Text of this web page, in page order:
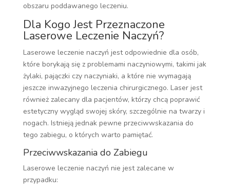
obszaru poddawanego leczeniu.
Dla Kogo Jest Przeznaczone
Laserowe Leczenie Naczyń?
Laserowe leczenie naczyń jest odpowiednie dla osób,
które borykają się z problemami naczyniowymi, takimi jak
żylaki, pajączki czy naczyniaki, a które nie wymagają
jeszcze inwazyjnego leczenia chirurgicznego. Laser jest
również zalecany dla pacjentów, którzy chcą poprawić
estetyczny wygląd swojej skóry, szczególnie na twarzy i
nogach. Istnieją jednak pewne przeciwwskazania do
tego zabiegu, o których warto pamiętać.
Przeciwwskazania do Zabiegu
Laserowe leczenie naczyń nie jest zalecane w
przypadku: